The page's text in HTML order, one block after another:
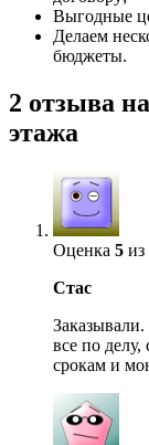
Выгодные
Делаем
бюджеты.
2 отзыва на
этажа
Оценка 5 из
Стас
все по
срокам и